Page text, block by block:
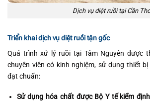
Dịch vụ diệt ruồi tại Cần Thơ
Triển khai dịch vụ diệt ruồi tận gốc
Quá trình xử lý ruồi tại Tâm Nguyên được
chuyên viên có kinh nghiệm, sử dụng thiết
đạt chuẩn:
Sử dụng hóa chất được Bộ Y tế kiểm